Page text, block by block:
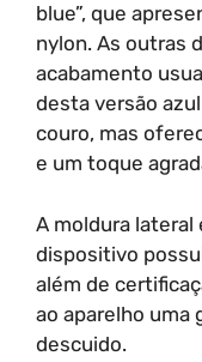
blue”, que
nylon. As outras
acabamento
desta versão
couro, mas
e um toque
A moldura lateral
dispositivo
além de
ao aparelho uma
descuido.